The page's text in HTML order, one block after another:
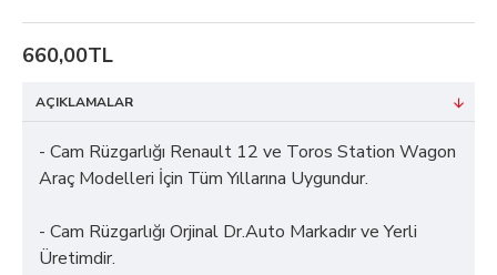
660,00TL
AÇIKLAMALAR
- Cam Rüzgarlığı Renault 12 ve Toros Station Wagon
Araç Modelleri İçin Tüm Yıllarına Uygundur.
- Cam Rüzgarlığı Orjinal Dr.Auto Markadır ve Yerli
Üretimdir.